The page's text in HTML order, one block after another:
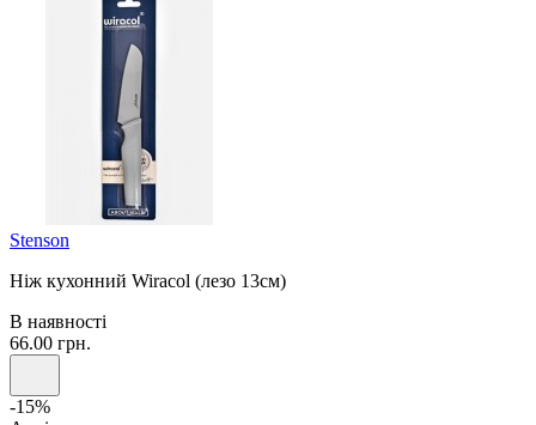
Stenson
Ніж кухонний Wiracol (лезо 13см)
В наявності
66.00 грн.
-15%